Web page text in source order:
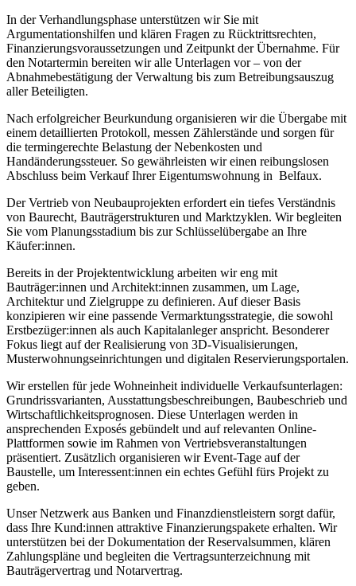
In der Verhandlungsphase unterstützen wir Sie mit
Argumentationshilfen und klären Fragen zu Rücktrittsrechten,
Finanzierungsvoraussetzungen und Zeitpunkt der Übernahme. Für
den Notartermin bereiten wir alle Unterlagen vor – von der
Abnahmebestätigung der Verwaltung bis zum Betreibungsauszug
aller Beteiligten.
Nach erfolgreicher Beurkundung organisieren wir die Übergabe mit
einem detaillierten Protokoll, messen Zählerstände und sorgen für
die termingerechte Belastung der Nebenkosten und
Handänderungssteuer. So gewährleisten wir einen reibungslosen
Abschluss beim Verkauf Ihrer Eigentumswohnung in Belfaux.
Der Vertrieb von Neubauprojekten erfordert ein tiefes Verständnis
von Baurecht, Bauträgerstrukturen und Marktzyklen. Wir begleiten
Sie vom Planungsstadium bis zur Schlüsselübergabe an Ihre
Käufer:innen.
Bereits in der Projektentwicklung arbeiten wir eng mit
Bauträger:innen und Architekt:innen zusammen, um Lage,
Architektur und Zielgruppe zu definieren. Auf dieser Basis
konzipieren wir eine passende Vermarktungsstrategie, die sowohl
Erstbezüger:innen als auch Kapitalanleger anspricht. Besonderer
Fokus liegt auf der Realisierung von 3D-Visualisierungen,
Musterwohnungseinrichtungen und digitalen Reservierungsportalen.
Wir erstellen für jede Wohneinheit individuelle Verkaufsunterlagen:
Grundrissvarianten, Ausstattungsbeschreibungen, Baubeschrieb und
Wirtschaftlichkeitsprognosen. Diese Unterlagen werden in
ansprechenden Exposés gebündelt und auf relevanten Online-
Plattformen sowie im Rahmen von Vertriebsveranstaltungen
präsentiert. Zusätzlich organisieren wir Event-Tage auf der
Baustelle, um Interessent:innen ein echtes Gefühl fürs Projekt zu
geben.
Unser Netzwerk aus Banken und Finanzdienstleistern sorgt dafür,
dass Ihre Kund:innen attraktive Finanzierungspakete erhalten. Wir
unterstützen bei der Dokumentation der Reservalsummen, klären
Zahlungspläne und begleiten die Vertragsunterzeichnung mit
Bauträgervertrag und Notarvertrag.